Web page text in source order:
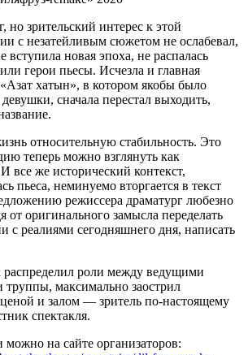
но зрительский интерес к этой
с незатейливым сюжетом не ослабевал,
вступила новая эпоха, не распалась
герои пьесы. Исчезла и главная
хатын», в котором якобы было
сначала перестал выходить,
относительную стабильность. Это
теперь можно взглянуть как
все же исторический контекст,
пьеса, неминуемо вторгается в текст
режиссера драматург любезно
от оригинального замысла переделать
с реалиями сегодняшнего дня, написать
роли между ведущими
максимально заострил
и залом — зритель по-настоящему
спектакля.
можно на сайте организаторов: